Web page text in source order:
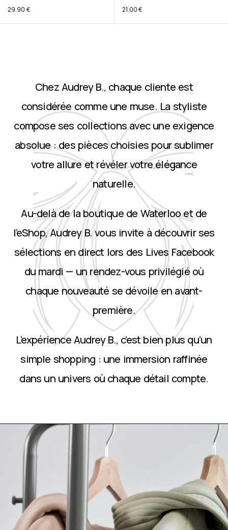
29.90 € 21.00€
Chez Audrey B., chaque cliente est
considérée comme une muse. La styliste
compose ses collections avec une exigence
absolue : des pièces choisies pour sublimer
votre allure et révéler votre élégance
naturelle.
Au-delà de la boutique de Waterloo et de
l’eShop, Audrey B. vous invite à découvrir ses
sélections en direct lors des Lives Facebook
du mardi — un rendez-vous privilégié où
chaque nouveauté se dévoile en avant-
première.
L’expérience Audrey B., c’est bien plus qu’un
simple shopping : une immersion raffinée
dans un univers où chaque détail compte.